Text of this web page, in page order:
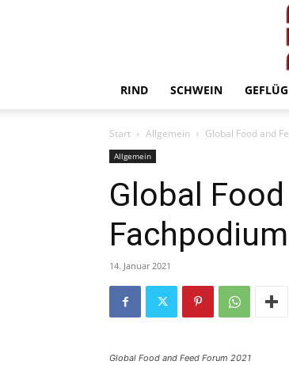
RIND SCHWEIN
Start Allgemein Global Food and
Allgemein
Global
14. Januar 2021
Global Food and Feed Forum 2021